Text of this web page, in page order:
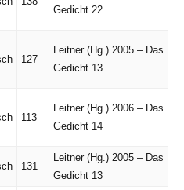
Gedicht 22
127
Leitner (Hg.) 2005 – Das
Gedicht 13
113
Leitner (Hg.) 2006 – Das
Gedicht 14
131
Leitner (Hg.) 2005 – Das
Gedicht 13